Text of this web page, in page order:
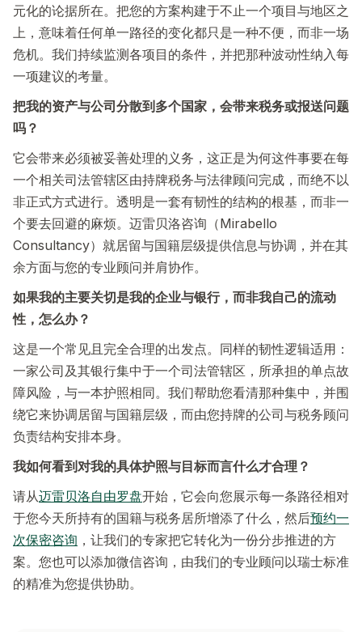
元化的论据所在。把您的方案构建于不止一个项目与地区之
上，意味着任何单一路径的变化都只是一种不便，而非一场
危机。我们持续监测各项目的条件，并把那种波动性纳入每
一项建议的考量。
把我的资产与公司分散到多个国家，会带来税务或报送问题
吗？
它会带来必须被妥善处理的义务，这正是为何这件事要在每
一个相关司法管辖区由持牌税务与法律顾问完成，而绝不以
非正式方式进行。透明是一套有韧性的结构的根基，而非一
个要去回避的麻烦。迈雷贝洛咨询（Mirabello
Consultancy）就居留与国籍层级提供信息与协调，并在其
余方面与您的专业顾问并肩协作。
如果我的主要关切是我的企业与银行，而非我自己的流动
性，怎么办？
这是一个常见且完全合理的出发点。同样的韧性逻辑适用：
一家公司及其银行集中于一个司法管辖区，所承担的单点故
障风险，与一本护照相同。我们帮助您看清那种集中，并围
绕它来协调居留与国籍层级，而由您持牌的公司与税务顾问
负责结构安排本身。
我如何看到对我的具体护照与目标而言什么才合理？
请从迈雷贝洛自由罗盘开始，它会向您展示每一条路径相对
于您今天所持有的国籍与税务居所增添了什么，然后预约一
次保密咨询 ，让我们的专家把它转化为一份分步推进的方
案。您也可以添加微信咨询，由我们的专业顾问以瑞士标准
的精准为您提供协助。